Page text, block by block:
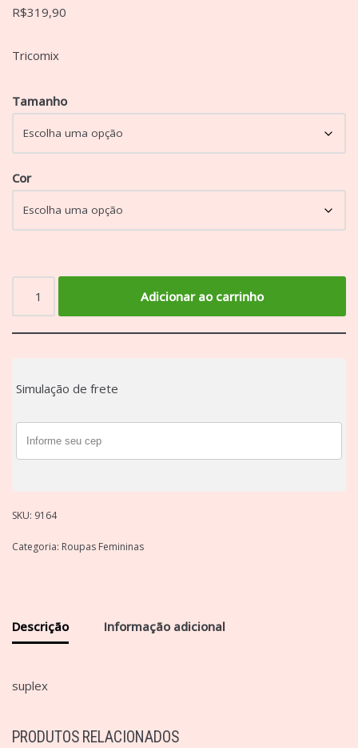
R$319,90
Tricomix
Tamanho
Cor
Adicionar ao carrinho
Simulação de frete
SKU: 9164
Categoria: Roupas Femininas
Descrição Informação adicional
suplex
PRODUTOS RELACIONADOS